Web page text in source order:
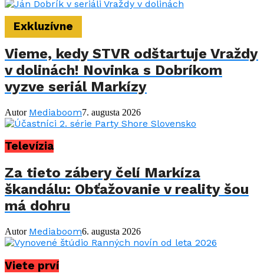
Exkluzívne
Vieme, kedy STVR odštartuje Vraždy
v dolinách! Novinka s Dobríkom
vyzve seriál Markízy
Autor Mediaboom7. augusta 2026
Televízia
Za tieto zábery čelí Markíza
škandálu: Obťažovanie v reality šou
má dohru
Autor Mediaboom6. augusta 2026
Viete prví